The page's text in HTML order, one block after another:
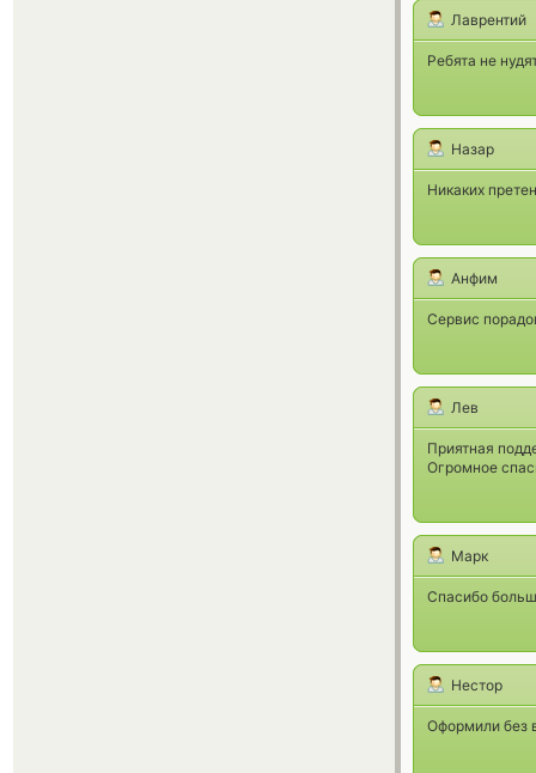
Лаврентий
Ребята не
Назар
Никаких
Анфим
Сервис
Лев
Приятная
Огромное
Марк
Спасибо
Нестор
Оформили без